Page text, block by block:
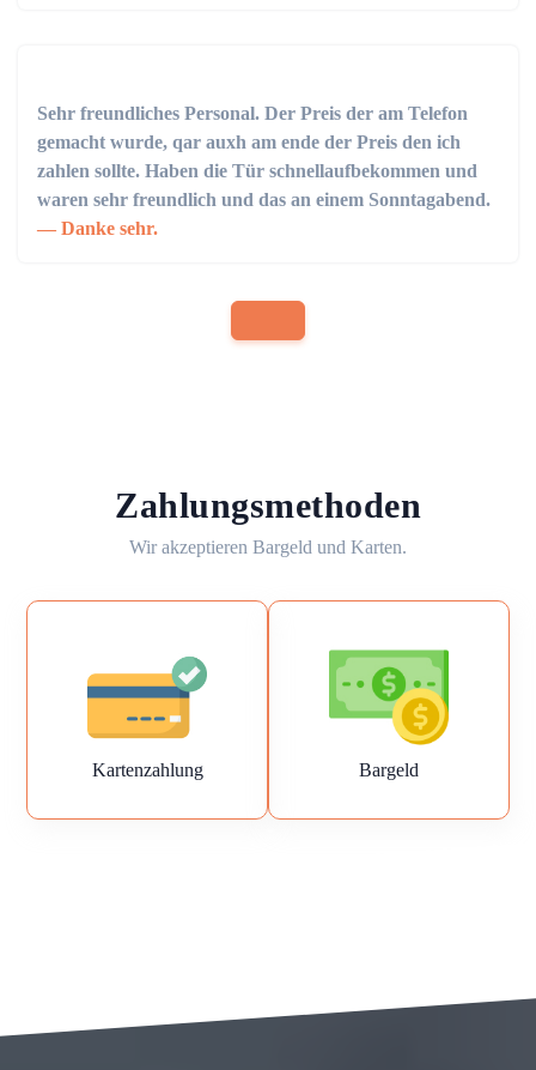
Sehr freundliches Personal. Der Preis der am Telefon
gemacht wurde, qar auxh am ende der Preis den ich
zahlen sollte. Haben die Tür schnellaufbekommen und
waren sehr freundlich und das an einem Sonntagabend.
Danke sehr.
Zahlungsmethoden
Wir akzeptieren Bargeld und Karten.
Kartenzahlung Bargeld